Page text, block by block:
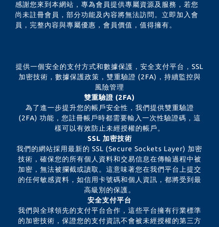
感謝您來到本網站，專為會員提供專屬資源及服務，若您
尚未註冊會員，部分功能及內容將無法訪問。立即加入會
員，完整內容與專屬優惠，會員價值，值得擁有。
提供一個安全的支付方式和數據保護，安全支付平台，SSL
加密技術，數據保護政策，雙重驗證 (2FA)，持續監控與
風險管理
雙重驗證 (2FA)
為了進一步提升您的帳戶安全性，我們提供雙重驗證
(2FA) 功能，您註冊帳戶時都需要輸入一次性驗證碼，這
樣可以有效防止未經授權的帳戶。
SSL 加密技術
我們的網站採用最新的 SSL (Secure Sockets Layer) 加密
技術，確保您的所有個人資料和交易信息在傳輸過程中被
加密，無法被攔截或讀取。這意味著您在我們平台上提交
的任何敏感資料，如信用卡號碼和個人資訊，都將受到最
高級別的保護。
安全支付平台
我們與全球領先的支付平台合作，這些平台擁有行業標準
的加密技術，保證您的支付資訊不會被未經授權的第三方